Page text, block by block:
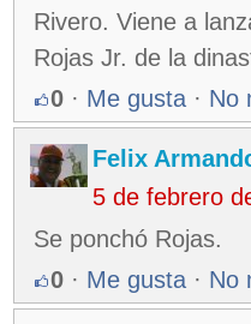
Rivero. Viene a
Rojas Jr. de la
0 · Me gusta · No
Felix
5 de febrero
Se ponchó Rojas.
0 · Me gusta · No